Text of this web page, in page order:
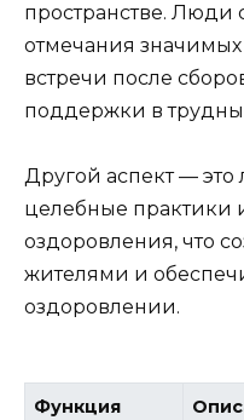
пространстве. Люди
отмечания
встречи после
поддержки в
Другой аспект —
целебные практики
оздоровления, что
жителями и
оздоровлении.
Функция